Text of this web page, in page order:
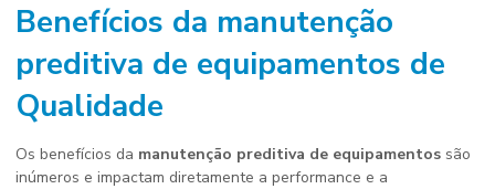
Benefícios da manutenção
preditiva de equipamentos de
Qualidade
Os benefícios da manutenção preditiva de equipamentos são
inúmeros e impactam diretamente a performance e a